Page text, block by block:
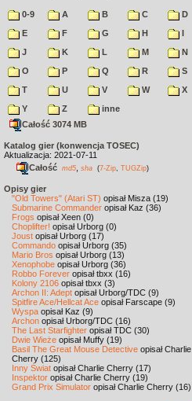
0-9 A B C
D
E
F G H
I
J
K L M
N
O
P Q R
S
T
U V W
X
Y
Z
inne
Całość 3074 MB
Katalog gier (konwencja TOSEC)
Aktualizacja: 2021-07-11
Całość md5 sha (7-Zip TUGZip)
Opisy gier
"Old Towers" (Atari ST) opisał Misza (19)
Submarine Commander opisał Kaz (36)
Frogs opisał Xeen (0)
Choplifter! opisał Urborg (0)
Joust opisał Urborg (17)
Commando opisał Urborg (35)
Mario Bros opisał Urborg (13)
Xenophobe opisał Urborg (36)
Robbo Forever opisał tbxx (16)
Kolony 2106 opisał tbxx (3)
Archon II: Adept opisał Urborg/TDC (9)
Spitfire Ace/Hellcat Ace opisał Farscape (9)
Wyspa opisał Kaz (9)
Archon opisał Urborg/TDC (16)
The Last Starfighter opisał TDC (30)
Dwie Wieże opisał Muffy (19)
Basil The Great Mouse Detective opisał Charlie
Cherry (125)
Inny Świat opisał Charlie Cherry (17)
Inspektor opisał Charlie Cherry (19)
Grand Prix Simulator opisał Charlie Cherry (16)